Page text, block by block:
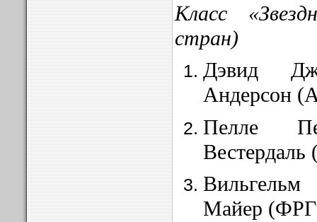
Класс
стран)
Дэвид
Андерсон
Пелле
Вестердаль
Майер